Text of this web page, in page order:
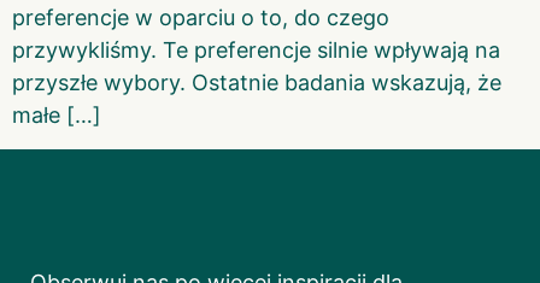
preferencje w oparciu o to, do czego
przywykliśmy. Te preferencje silnie wpływają na
przyszłe wybory. Ostatnie badania wskazują, że
małe […]